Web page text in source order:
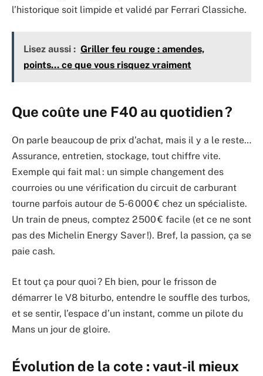
l’historique soit limpide et validé par Ferrari Classiche.
Lisez aussi : Griller feu rouge : amendes,
points… ce que vous risquez vraiment
Que coûte une F40 au quotidien ?
On parle beaucoup de prix d’achat, mais il y a le reste…
Assurance, entretien, stockage, tout chiffre vite.
Exemple qui fait mal : un simple changement des
courroies ou une vérification du circuit de carburant
tourne parfois autour de 5-6 000 € chez un spécialiste.
Un train de pneus, comptez 2 500 € facile (et ce ne sont
pas des Michelin Energy Saver !). Bref, la passion, ça se
paie cash.
Et tout ça pour quoi ? Eh bien, pour le frisson de
démarrer le V8 biturbo, entendre le souffle des turbos,
et se sentir, l’espace d’un instant, comme un pilote du
Mans un jour de gloire.
Évolution de la cote : vaut-il mieux